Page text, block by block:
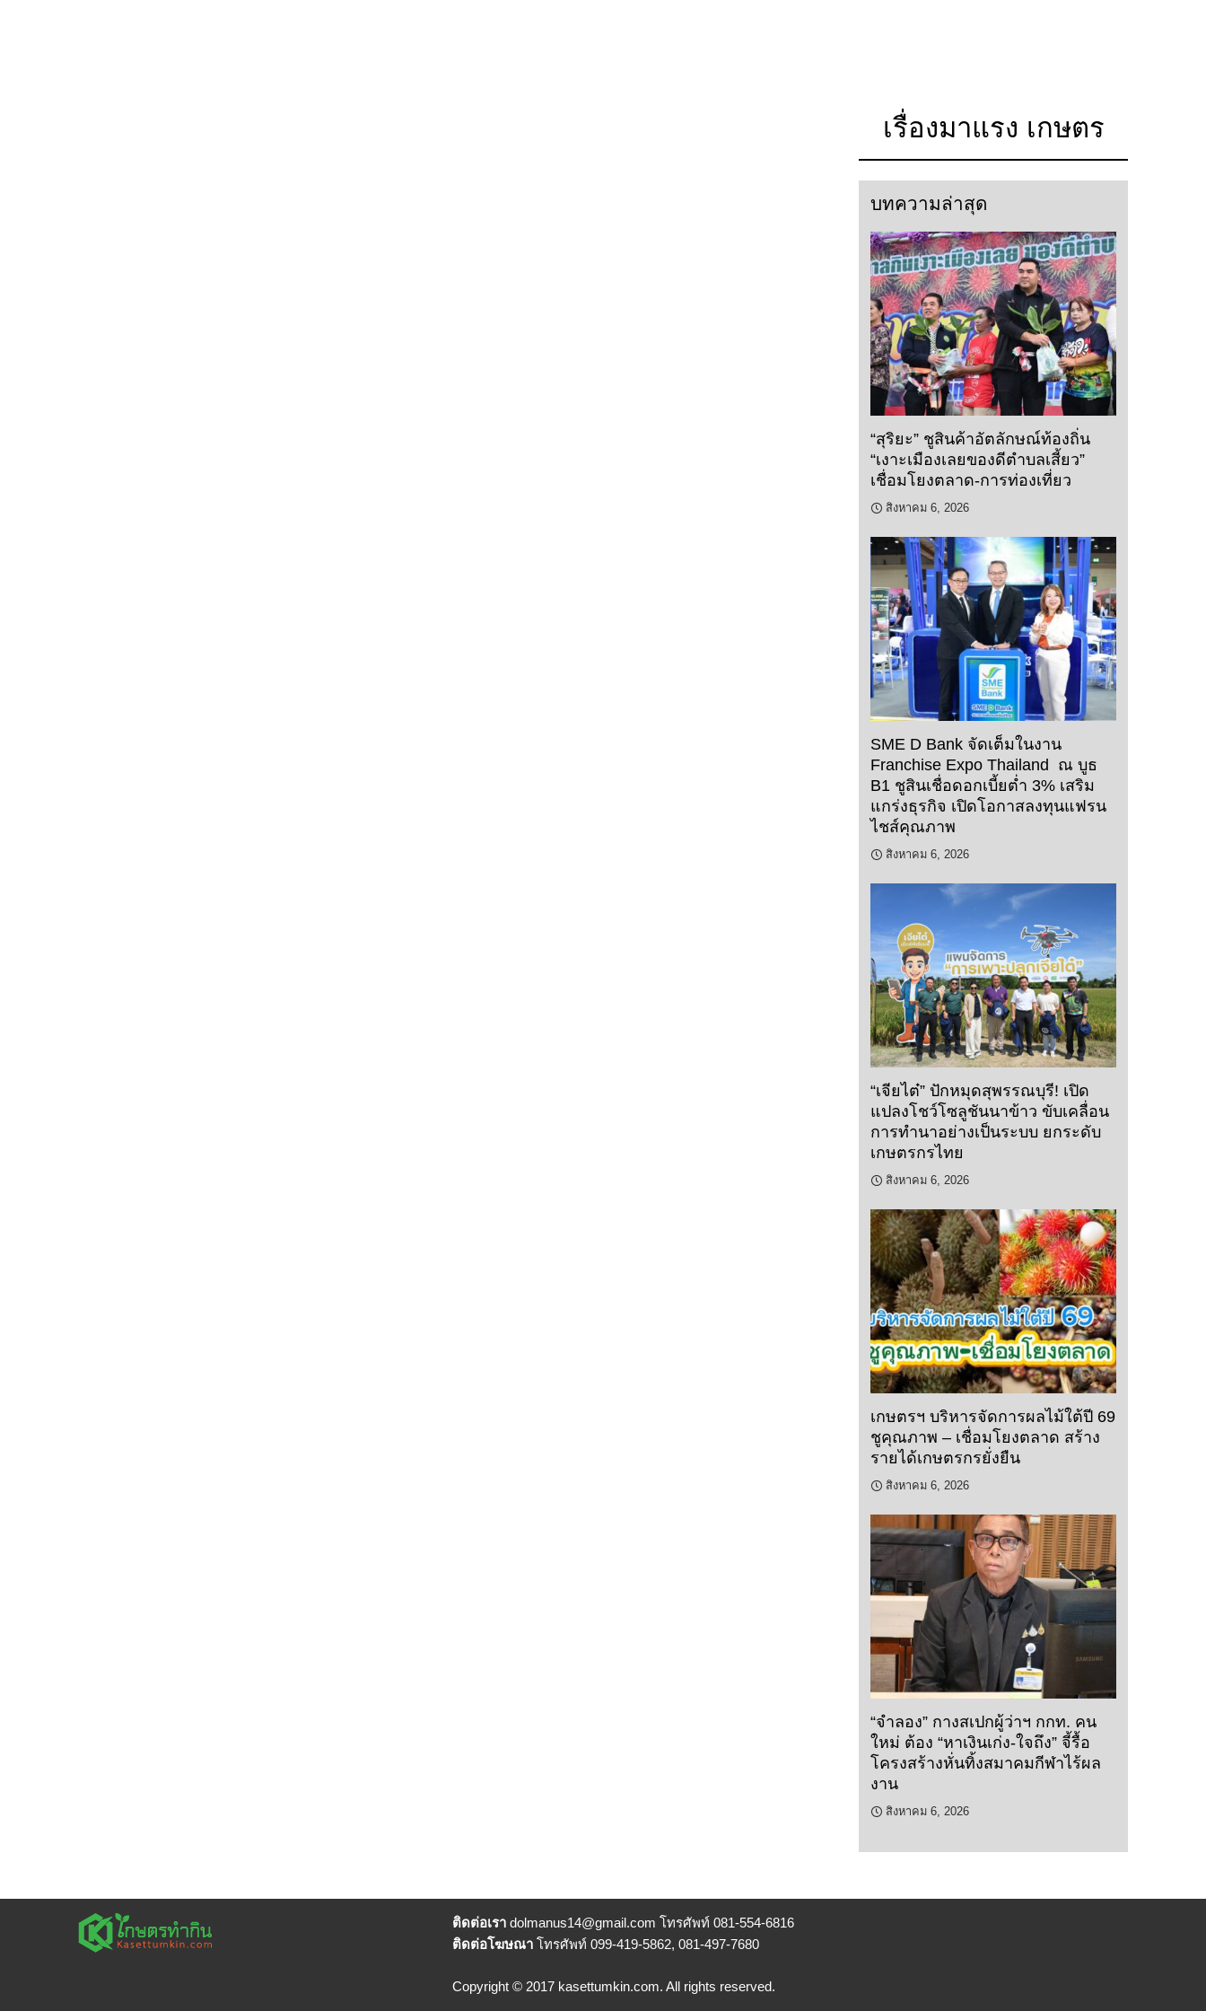
เรื่องมาแรง เกษตร
บทความล่าสุด
“สุริยะ” ชูสินค้าอัตลักษณ์ท้องถิ่น
“เงาะเมืองเลยของดีตำบลเสี้ยว”
เชื่อมโยงตลาด-การท่องเที่ยว
สิงหาคม 6, 2026
SME D Bank จัดเต็มในงาน
Franchise Expo Thailand ณ บูธ
B1 ชูสินเชื่อดอกเบี้ยต่ำ 3% เสริม
แกร่งธุรกิจ เปิดโอกาสลงทุนแฟรน
ไชส์คุณภาพ
สิงหาคม 6, 2026
“เจียไต๋” ปักหมุดสุพรรณบุรี! เปิด
แปลงโชว์โซลูชันนาข้าว ขับเคลื่อน
การทำนาอย่างเป็นระบบ ยกระดับ
เกษตรกรไทย
สิงหาคม 6, 2026
เกษตรฯ บริหารจัดการผลไม้ใต้ปี 69
ชูคุณภาพ – เชื่อมโยงตลาด สร้าง
รายได้เกษตรกรยั่งยืน
สิงหาคม 6, 2026
“จำลอง” กางสเปกผู้ว่าฯ กกท. คน
ใหม่ ต้อง “หาเงินเก่ง-ใจถึง” จี้รื้อ
โครงสร้างหั่นทิ้งสมาคมกีฬาไร้ผล
งาน
สิงหาคม 6, 2026
ติดต่อเรา dolmanus14@gmail.com โทรศัพท์ 081-554-6816
ติดต่อโฆษณา โทรศัพท์ 099-419-5862, 081-497-7680
Copyright © 2017 kasettumkin.com. All rights reserved.